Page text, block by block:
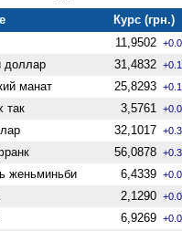
Курс (грн.)
11,9502
доллар 31,4832
манат 25,8293
так 3,5761
32,1017
56,0878
женьминьби 6,4339
2,1290
6,9269